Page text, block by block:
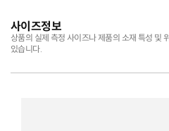
사이즈정보
상품의 실제 측정 사이즈나 제품의 소재 특성 및
있습니다.